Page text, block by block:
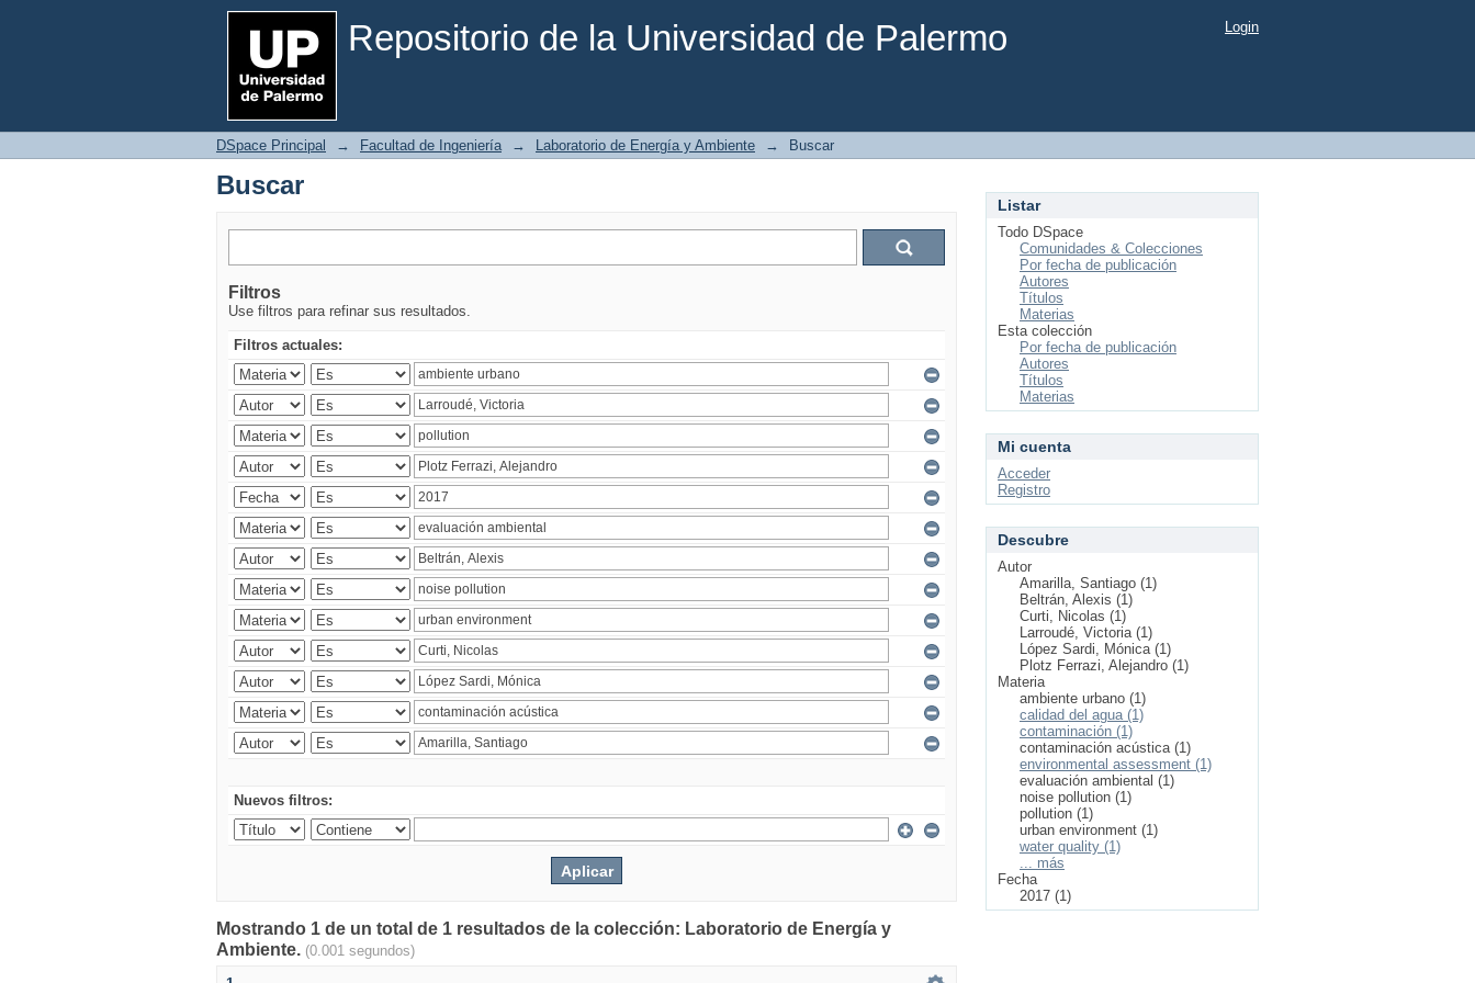
Repositorio de la Universidad de Palermo
Buscar Login
DSpace Principal → Facultad de Ingeniería → Laboratorio de Energía y Ambiente → Buscar
Buscar
Filtros
Use filtros para refinar sus resultados.
Filtros actuales:
Nuevos filtros:
Mostrando 1 de un total de 1 resultados de la colección: Laboratorio de Energía y
Ambiente. (0.001 segundos)
Listar
Todo DSpace
Comunidades & Colecciones
Por fecha de publicación
Autores
Títulos
Materias
Esta colección
Por fecha de publicación
Autores
Títulos
Materias
Mi cuenta
Acceder
Registro
Descubre
Autor
Amarilla, Santiago (1)
Beltrán, Alexis (1)
Curti, Nicolas (1)
Larroudé, Victoria (1)
López Sardi, Mónica (1)
Plotz Ferrazi, Alejandro (1)
Materia
ambiente urbano (1)
calidad del agua (1)
contaminación (1)
contaminación acústica (1)
environmental assessment (1)
evaluación ambiental (1)
noise pollution (1)
pollution (1)
urban environment (1)
water quality (1)
... más
Fecha
2017 (1)